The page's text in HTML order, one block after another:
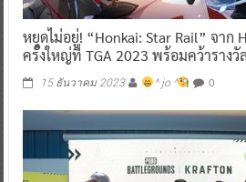
หยุดไม่อยู่! “Honkai: Star Rail” จาก
ครั้งใหญ่ที่ TGA 2023 พร้อมคว้ารางวั
15 ธันวาคม 2023 ^ jo ^ 0